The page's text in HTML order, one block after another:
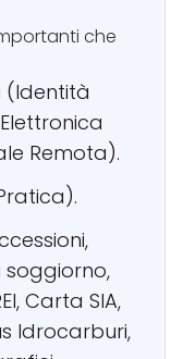
che
(Identità
Remota).
soggiorno,
Carta SIA,
Idrocarburi,